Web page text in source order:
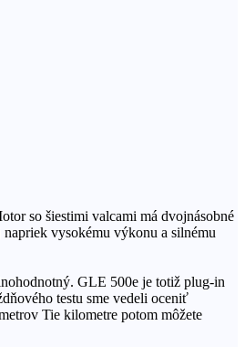
so šiestimi valcami má dvojnásobné
vysokému výkonu a silnému
GLE 500e je totiž plug-in
testu sme vedeli oceniť
Tie kilometre potom môžete